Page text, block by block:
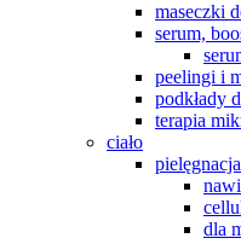
maseczki
serum,
peelingi i
podkłady
terapia
ciało
pielęgnacja
dla